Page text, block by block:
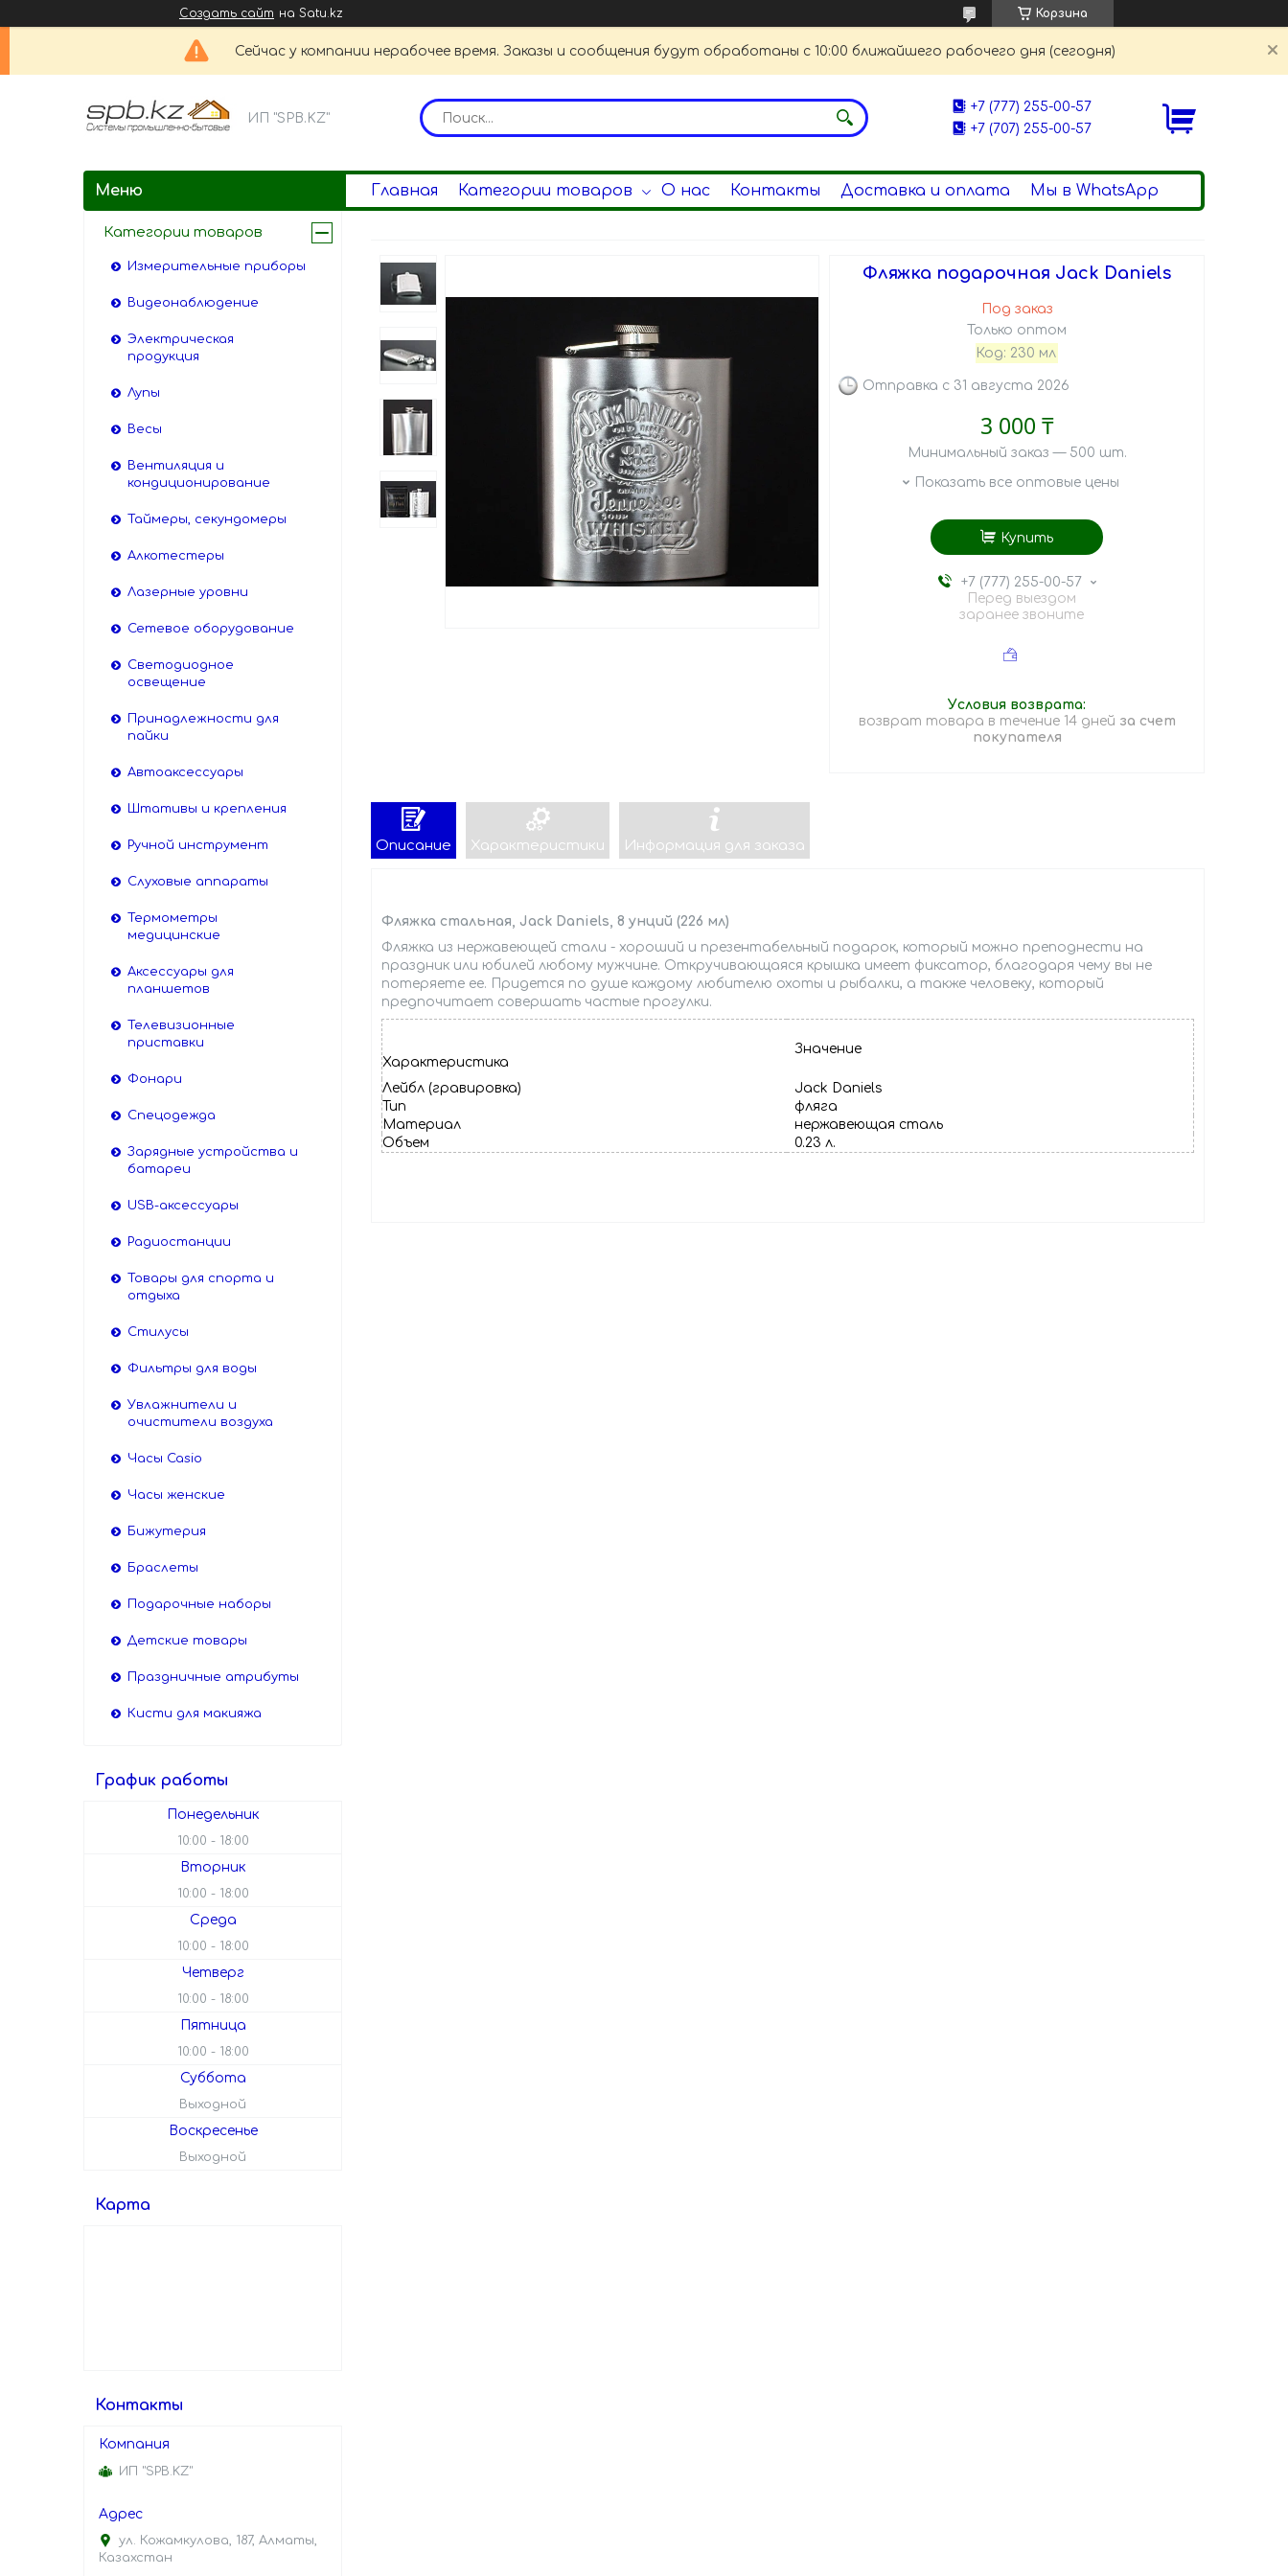
Создать сайт на Satu.kz Корзина
Сейчас у компании нерабочее время. Заказы и сообщения будут обработаны с 10:00 ближайшего рабочего дня (сегодня)
ИП "SPB.KZ"
+7 (777) 255-00-57
+7 (707) 255-00-57
Главная Категории товаров О нас Контакты Доставка и оплата Мы в WhatsApp
Фляжка подарочная Jack Daniels
Под заказ
Только оптом
Код: 230 мл
Отправка с 31 августа 2026
3 000 ₸
Минимальный заказ — 500 шт.
Показать все оптовые цены
Купить
+7 (777) 255-00-57
Перед выездом
заранее звоните
возврат товара в течение 14 дней за счет
покупателя
Описание Характеристики Информация для заказа
Фляжка стальная, Jack Daniels, 8 унций (226 мл)
Фляжка из нержавеющей стали - хороший и презентабельный подарок, который можно преподнести на
праздник или юбилей любому мужчине. Откручивающаяся крышка имеет фиксатор, благодаря чему вы не
потеряете ее. Придется по душе каждому любителю охоты и рыбалки, а также человеку, который
предпочитает совершать частые прогулки.
Характеристика
Значение
Лейбл (гравировка)
Jack Daniels
Тип
фляга
Материал
нержавеющая сталь
Объем
0.23 л.
Категории товаров
Измерительные приборы
Видеонаблюдение
Электрическая
продукция
Лупы
Весы
Вентиляция и
кондиционирование
Таймеры, секундомеры
Алкотестеры
Лазерные уровни
Сетевое оборудование
Светодиодное
освещение
Принадлежности для
пайки
Автоаксессуары
Штативы и крепления
Ручной инструмент
Слуховые аппараты
Термометры
медицинские
Аксессуары для
планшетов
Телевизионные
приставки
Фонари
Спецодежда
Зарядные устройства и
батареи
USB-аксессуары
Радиостанции
Товары для спорта и
отдыха
Стилусы
Фильтры для воды
Увлажнители и
очистители воздуха
Часы Casio
Часы женские
Бижутерия
Браслеты
Подарочные наборы
Детские товары
Праздничные атрибуты
Кисти для макияжа
График работы
Понедельник
10:00 18:00
Вторник
10:00 18:00
Среда
10:00 18:00
Четверг
10:00 18:00
Пятница
10:00 18:00
Суббота
Выходной
Воскресенье
Выходной
Карта
Контакты
ИП "SPB.KZ"
ул. Кожамкулова, 187, Алматы,
Казахстан